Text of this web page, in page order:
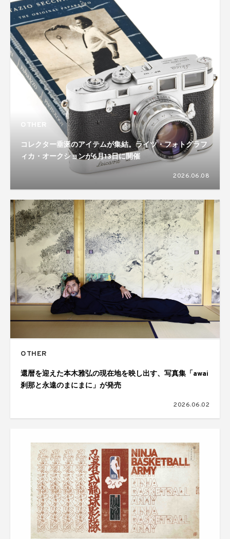
OTHER
コレクター垂涎のアイテムが集結。ライツ・フォトグラフ
ィカ・オークションが6月13日に開催
2026.06.08
OTHER
還暦を迎えた本木雅弘の現在地を映し出す、写真集「awai
刹那と永遠のまにまに」が発売
2026.06.02